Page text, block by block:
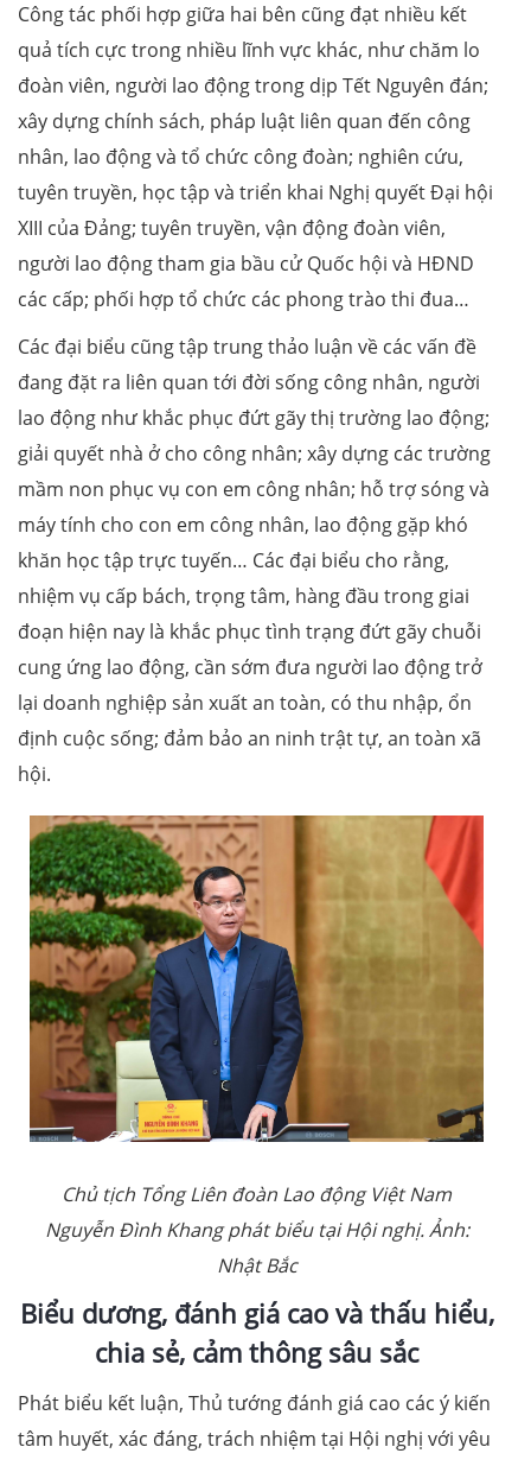
Công tác phối hợp giữa hai bên cũng đạt nhiều kết
quả tích cực trong nhiều lĩnh vực khác, như chăm lo
đoàn viên, người lao động trong dịp Tết Nguyên đán;
xây dựng chính sách, pháp luật liên quan đến công
nhân, lao động và tổ chức công đoàn; nghiên cứu,
tuyên truyền, học tập và triển khai Nghị quyết Đại hội
XIII của Đảng; tuyên truyền, vận động đoàn viên,
người lao động tham gia bầu cử Quốc hội và HĐND
các cấp; phối hợp tổ chức các phong trào thi đua…
Các đại biểu cũng tập trung thảo luận về các vấn đề
đang đặt ra liên quan tới đời sống công nhân, người
lao động như khắc phục đứt gãy thị trường lao động;
giải quyết nhà ở cho công nhân; xây dựng các trường
mầm non phục vụ con em công nhân; hỗ trợ sóng và
máy tính cho con em công nhân, lao động gặp khó
khăn học tập trực tuyến… Các đại biểu cho rằng,
nhiệm vụ cấp bách, trọng tâm, hàng đầu trong giai
đoạn hiện nay là khắc phục tình trạng đứt gãy chuỗi
cung ứng lao động, cần sớm đưa người lao động trở
lại doanh nghiệp sản xuất an toàn, có thu nhập, ổn
định cuộc sống; đảm bảo an ninh trật tự, an toàn xã
hội.
Chủ tịch Tổng Liên đoàn Lao động Việt Nam
Nguyễn Đình Khang phát biểu tại Hội nghị. Ảnh:
Nhật Bắc
Biểu dương, đánh giá cao và thấu hiểu,
chia sẻ, cảm thông sâu sắc
Phát biểu kết luận, Thủ tướng đánh giá cao các ý kiến
tâm huyết, xác đáng, trách nhiệm tại Hội nghị với yêu